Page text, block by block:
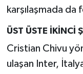
karşılaşmada
ÜST ÜSTE İKİNCİ
Cristian Chivu
ulaşan Inter,